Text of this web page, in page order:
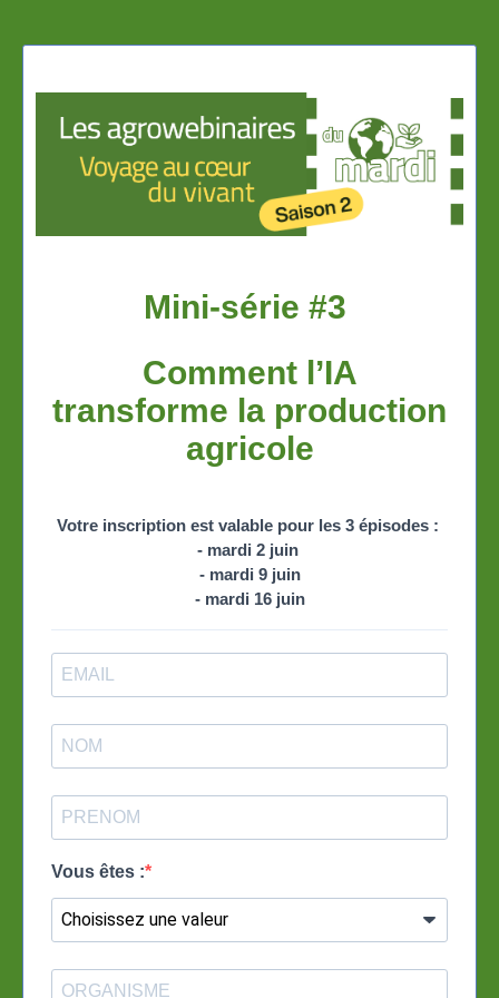
Mini-série #3
Comment l’IA
transforme la production
agricole
Votre inscription est valable pour les 3 épisodes :
- mardi 2 juin
- mardi 9 juin
- mardi 16 juin
Vous êtes :